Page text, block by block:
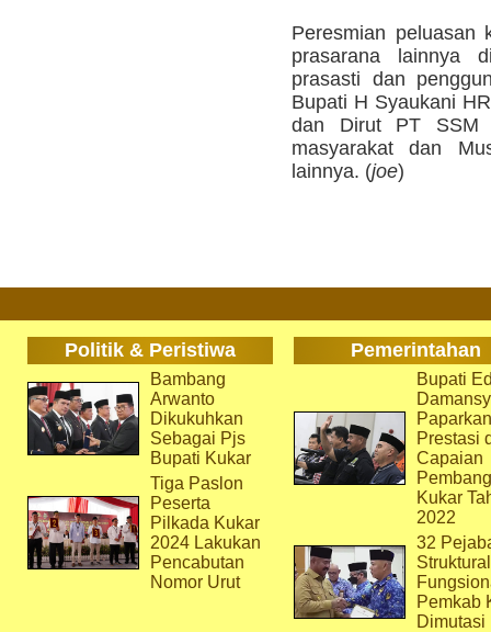
Peresmian peluasan
prasarana lainnya
prasasti dan
Bupati H Syaukani
dan Dirut PT SSM
masyarakat dan
lainnya. (joe)
Politik & Peristiwa Pemerintahan
Bambang
Arwanto
Dikukuhkan
Sebagai Pjs
Bupati Kukar
Tiga Paslon
Peserta
Pilkada Kukar
2024 Lakukan
Pencabutan
Nomor Urut
Bupati
Paparkan
Prestasi
Capaian
Kukar
2022
32
Pemkab
Dimutasi